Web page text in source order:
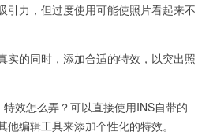
力，但过度使用可能使照片看起来不
的同时，添加合适的特效，以突出照
效怎么弄？可以直接使用INS自带的
编辑工具来添加个性化的特效。